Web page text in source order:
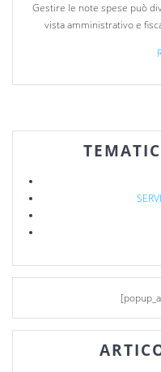
Gestire le note spese può
vista amministrativo e